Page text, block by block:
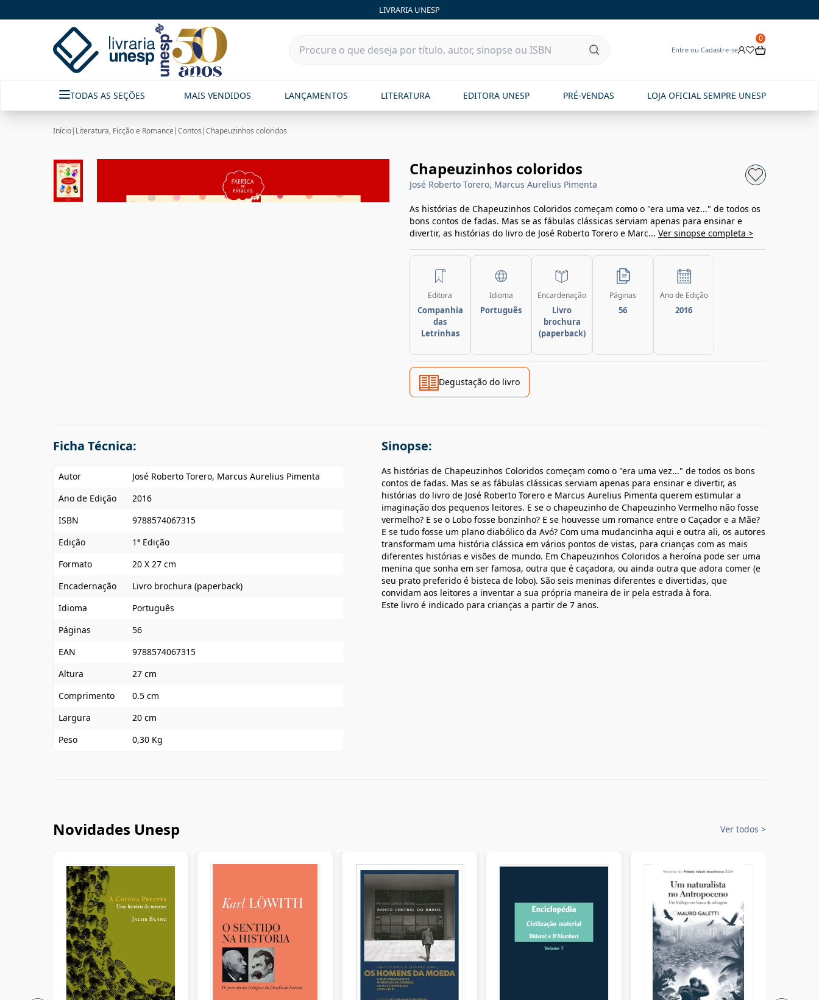
LIVRARIA UNESP
Entre ou Cadastre-se
0
TODAS AS SEÇÕES MAIS VENDIDOS LANÇAMENTOS LITERATURA EDITORA UNESP PRÉ-VENDAS LOJA OFICIAL SEMPRE UNESP
Início| Literatura, Ficção e Romance |Contos |Chapeuzinhos coloridos
Chapeuzinhos coloridos
José Roberto Torero, Marcus Aurelius Pimenta
As histórias de Chapeuzinhos Coloridos começam como o "era uma vez..." de todos os
bons contos de fadas. Mas se as fábulas clássicas serviam apenas para ensinar e
divertir, as histórias do livro de José Roberto Torero e Marc... Ver sinopse completa >
Editora
Companhia
das
Letrinhas
Idioma
Português
Encardenação
Livro
brochura
(paperback)
Páginas
56
Ano de Edição
2016
Degustação do livro
Ficha Técnica:
Autor
José Roberto Torero, Marcus Aurelius Pimenta
Ano de Edição
2016
ISBN
9788574067315
Edição
1ª Edição
Formato
20 X 27 cm
Encadernação
Livro brochura (paperback)
Idioma
Português
Páginas
56
EAN
9788574067315
Altura
27 cm
Comprimento
0.5 cm
Largura
20 cm
Peso
0,30 Kg
Sinopse:
As histórias de Chapeuzinhos Coloridos começam como o "era uma vez..." de todos os bons
contos de fadas. Mas se as fábulas clássicas serviam apenas para ensinar e divertir, as
histórias do livro de José Roberto Torero e Marcus Aurelius Pimenta querem estimular a
imaginação dos pequenos leitores. E se o chapeuzinho de Chapeuzinho Vermelho não fosse
vermelho? E se o Lobo fosse bonzinho? E se houvesse um romance entre o Caçador e a Mãe?
E se tudo fosse um plano diabólico da Avó? Com uma mudancinha aqui e outra ali, os autores
transformam uma história clássica em vários pontos de vistas, para crianças com as mais
diferentes histórias e visões de mundo. Em Chapeuzinhos Coloridos a heroína pode ser uma
menina que sonha em ser famosa, outra que é caçadora, ou ainda outra que adora comer (e
seu prato preferido é bisteca de lobo). São seis meninas diferentes e divertidas, que
convidam aos leitores a inventar a sua própria maneira de ir pela estrada à fora.
Este livro é indicado para crianças a partir de 7 anos.
Novidades Unesp Ver todos >